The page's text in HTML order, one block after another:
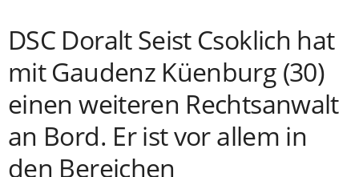
DSC Doralt Seist Csoklich hat
mit Gaudenz Küenburg (30)
einen weiteren Rechtsanwalt
an Bord. Er ist vor allem in
den Bereichen